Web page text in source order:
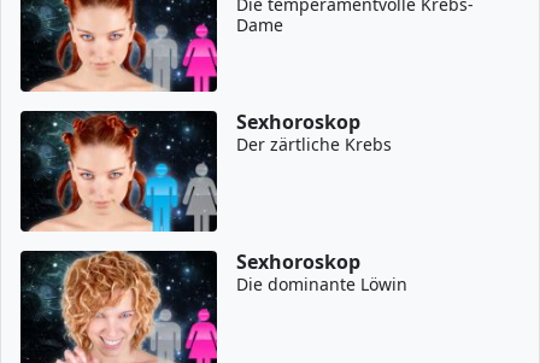
Dame
Sexhoroskop
Der zärtliche Krebs
Sexhoroskop
Die dominante Löwin